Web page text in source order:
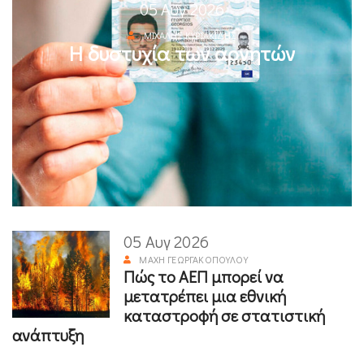
05 Αυγ 2026
ΜΙΧΆΛΗΣ ΚΥΡΙΑΚΊΔΗΣ
Η δυστυχία των αρνητών
05 Αυγ 2026
ΜΆΧΗ ΓΕΩΡΓΑΚΟΠΟΎΛΟΥ
Πώς το ΑΕΠ μπορεί να
μετατρέπει μια εθνική
καταστροφή σε στατιστική
ανάπτυξη